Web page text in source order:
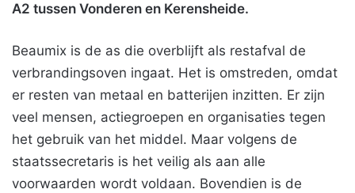
A2 tussen Vonderen en Kerensheide.
Beaumix is de as die overblijft als restafval de
verbrandingsoven ingaat. Het is omstreden, omdat
er resten van metaal en batterijen inzitten. Er zijn
veel mensen, actiegroepen en organisaties tegen
het gebruik van het middel. Maar volgens de
staatssecretaris is het veilig als aan alle
voorwaarden wordt voldaan. Bovendien is de